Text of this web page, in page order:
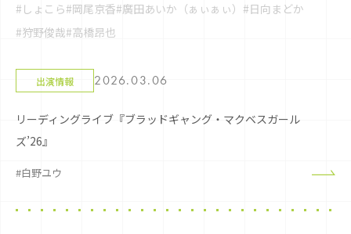
#しょこら#岡尾京香#廣田あいか（ぁぃぁぃ） #日向まどか
#狩野俊哉#高橋昂也
出演情報 2026.03.06
リーディングライブ『ブラッドギャング・マクベスガール
ズ’26』
#白野ユウ